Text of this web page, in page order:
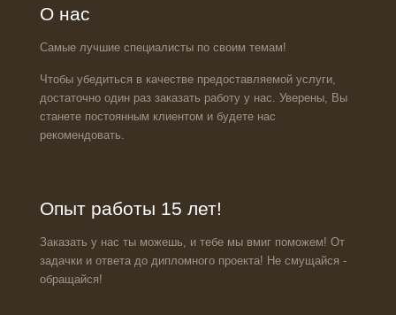
О нас
Самые лучшие специалисты по своим темам!
Чтобы убедиться в качестве предоставляемой услуги,
достаточно один раз заказать работу у нас. Уверены, Вы
станете постоянным клиентом и будете нас
рекомендовать.
Опыт работы 15 лет!
Заказать у нас ты можешь, и тебе мы вмиг поможем! От
задачки и ответа до дипломного проекта! Не смущайся -
обращайся!